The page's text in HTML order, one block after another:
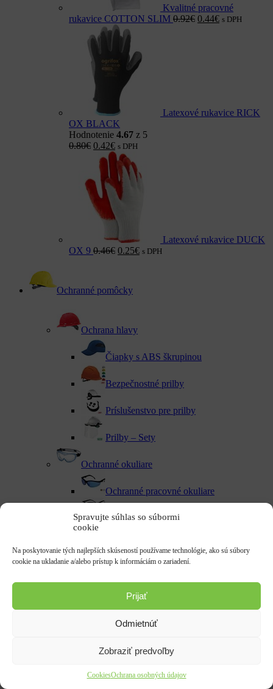
Spravujte súhlas so súbormi
cookie
Na poskytovanie tých najlepších skúseností používame technológie, ako sú súbory
cookie na ukladanie a/alebo prístup k informáciám o zariadení.
Prijať
Odmietnúť
Zobraziť predvoľby
CookiesOchrana osobných údajov
Kvalitné pracovné
rukavice COTTON SLIM 0.92€ 0.44€ s DPH
Latexové rukavice RICK
OX BLACK
Hodnotenie 4.67 z 5
0.80€ 0.42€ s DPH
Latexové rukavice DUCK
OX 9 0.46€ 0.25€ s DPH
Ochranné pomôcky
Ochrana hlavy
Čiapky s ABS škrupinou
Bezpečnostné prilby
Príslušenstvo pre prilby
Prilby – Sety
Ochranné okuliare
Ochranné pracovné okuliare
Dioptrické okuliare
Zváračské okuliare
Ochranné okuliare